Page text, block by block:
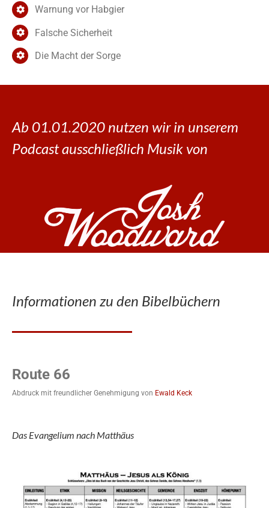
Warnung vor Habgier
Falsche Sicherheit
Die Macht der Sorge
Ab 01.01.2020 nutzen wir in unserem
Podcast ausschließlich Musik von
Informationen zu den Bibelbüchern
Route 66
Abdruck mit freundlicher Genehmigung von Ewald Keck
Das Evangelium nach Matthäus